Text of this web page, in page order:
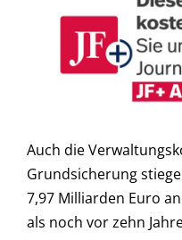
Auch die
Grundsicherung
7,97 Milliarden Euro
als noch vor zehn